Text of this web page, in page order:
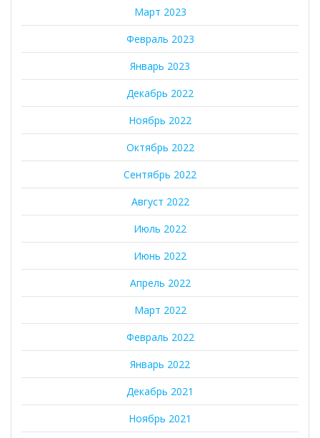
Март 2023
Февраль 2023
Январь 2023
Декабрь 2022
Ноябрь 2022
Октябрь 2022
Сентябрь 2022
Август 2022
Июль 2022
Июнь 2022
Апрель 2022
Март 2022
Февраль 2022
Январь 2022
Декабрь 2021
Ноябрь 2021